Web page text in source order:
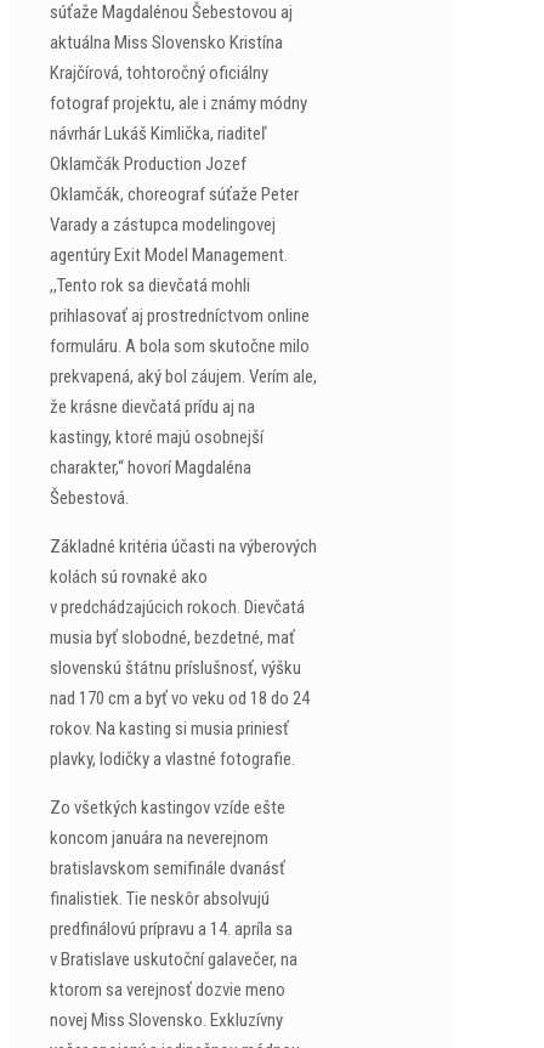
súťaže Magdalénou Šebestovou aj
aktuálna Miss Slovensko Kristína
Krajčírová, tohtoročný oficiálny
fotograf projektu, ale i známy módny
návrhár Lukáš Kimlička, riaditeľ
Oklamčák Production Jozef
Oklamčák, choreograf súťaže Peter
Varady a zástupca modelingovej
agentúry Exit Model Management.
,,Tento rok sa dievčatá mohli
prihlasovať aj prostredníctvom online
formuláru. A bola som skutočne milo
prekvapená, aký bol záujem. Verím ale,
že krásne dievčatá prídu aj na
kastingy, ktoré majú osobnejší
charakter,“ hovorí Magdaléna
Šebestová.
Základné kritéria účasti na výberových
kolách sú rovnaké ako
v predchádzajúcich rokoch. Dievčatá
musia byť slobodné, bezdetné, mať
slovenskú štátnu príslušnosť, výšku
nad 170 cm a byť vo veku od 18 do 24
rokov. Na kasting si musia priniesť
plavky, lodičky a vlastné fotografie.
Zo všetkých kastingov vzíde ešte
koncom januára na neverejnom
bratislavskom semifinále dvanásť
finalistiek. Tie neskôr absolvujú
predfinálovú prípravu a 14. apríla sa
v Bratislave uskutoční galavečer, na
ktorom sa verejnosť dozvie meno
novej Miss Slovensko. Exkluzívny